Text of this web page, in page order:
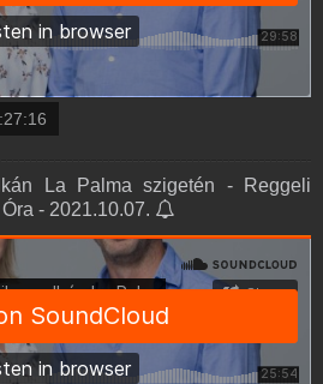
La Palma szigetén - Reggeli
- 2021.10.07.